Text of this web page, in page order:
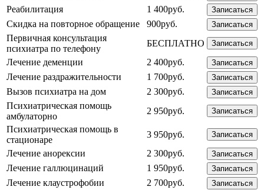
Реабилитация 1 400руб. Записаться
Скидка на повторное обращение 900руб. Записаться
Первичная консультация
психиатра по телефону
БЕСПЛАТНО Записаться
Лечение деменции 2 400руб. Записаться
Лечение раздражительности 1 700руб. Записаться
Вызов психиатра на дом 2 300руб. Записаться
Психиатрическая помощь
амбулаторно
2 950руб. Записаться
Психиатрическая помощь в
стационаре
3 950руб. Записаться
Лечение анорексии 2 300руб. Записаться
Лечение галлюцинаций 1 950руб. Записаться
Лечение клаустрофобии 2 700руб. Записаться